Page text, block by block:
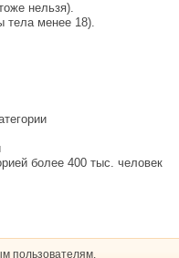
нельзя).
тела менее 18).
более 400 тыс. человек
пользователям.